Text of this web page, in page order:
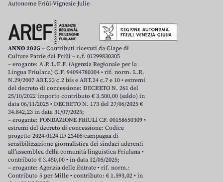
Autonome Friûl-Vignesie Julie
ANNO 2025 – Contributi ricevuti da Clape di
Culture Patrie dal Friûl – c.f. 01299830305
– erogante: A.R.L.E.F. (Agenzia Regionale per la
Lingua Friulana) C.F. 94094780304 • rif. norm. L.R.
N.29/2007 ART.23 c.2 bis e ART.24 c.7 e 10 • estremi
del decreto di concessione: DECRETO N. 261 del
25/10/2022 importo contributo € 3.500,00 (saldo) in
data 06/11/2025 • DECRETO N. 173 del 27/06/2025 €
34.842,23 in data 31/07/2025;
– erogante: FONDAZIONE FRIULI CF. 00158650309 •
estremi del decreto di concessione: Codice
progetto 2024-0124 ID 23405 campagna di
sensibilizzazione giornalistica dei sindaci aderenti
all’assemblea della comunità linguistica Friulana •
contributo € 3.450,00 • in data 12/05/2025;
– erogante: Agenzia delle Entrate • rif. norm.:
Contributo 5 per Mille • contributo: € 1.593,02 • in